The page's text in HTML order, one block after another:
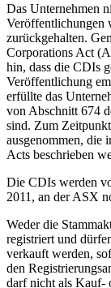
Das Unternehmen
Veröffentlichungen
zurückgehalten.
Corporations Act
hin, dass die CDIs
Veröffentlichung
erfüllte das
von Abschnitt 674
sind. Zum
ausgenommen, die
Acts beschrieben
Die CDIs werden
2011, an der ASX
Weder die
registriert und
verkauft werden,
den
darf nicht als Kauf-